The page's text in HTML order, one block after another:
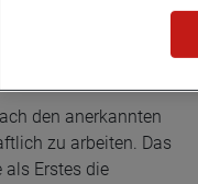
Drosselklappe
aber schon die
den anerkannten
zu arbeiten. Das
als Erstes die